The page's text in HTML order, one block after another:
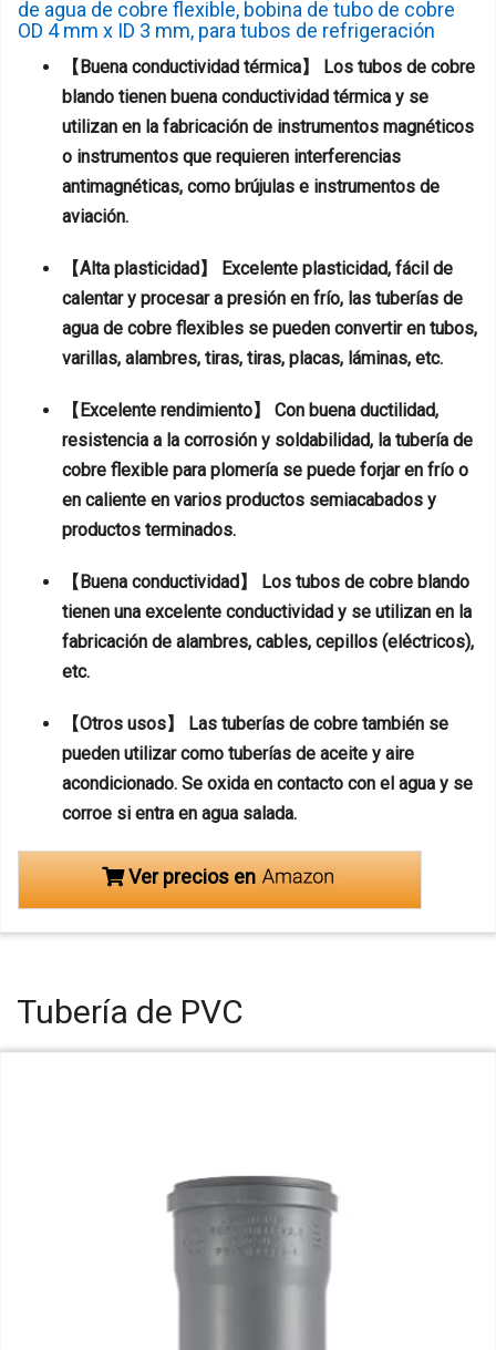
de agua de cobre flexible, bobina de tubo de cobre
OD 4 mm x ID 3 mm, para tubos de refrigeración
【Buena conductividad térmica】 Los tubos de cobre
blando tienen buena conductividad térmica y se
utilizan en la fabricación de instrumentos magnéticos
o instrumentos que requieren interferencias
antimagnéticas, como brújulas e instrumentos de
aviación.
【Alta plasticidad】 Excelente plasticidad, fácil de
calentar y procesar a presión en frío, las tuberías de
agua de cobre flexibles se pueden convertir en tubos,
varillas, alambres, tiras, tiras, placas, láminas, etc.
【Excelente rendimiento】 Con buena ductilidad,
resistencia a la corrosión y soldabilidad, la tubería de
cobre flexible para plomería se puede forjar en frío o
en caliente en varios productos semiacabados y
productos terminados.
【Buena conductividad】 Los tubos de cobre blando
tienen una excelente conductividad y se utilizan en la
fabricación de alambres, cables, cepillos (eléctricos),
etc.
【Otros usos】 Las tuberías de cobre también se
pueden utilizar como tuberías de aceite y aire
acondicionado. Se oxida en contacto con el agua y se
corroe si entra en agua salada.
Ver precios en
Tubería de PVC